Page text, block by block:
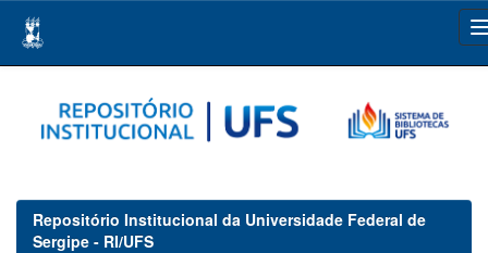
navigation
Repositório Institucional da Universidade Federal de
Sergipe - RI/UFS